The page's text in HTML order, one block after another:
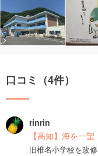
口コミ（4件）
rinrin
【高知】海を一
旧椎名小学校を改